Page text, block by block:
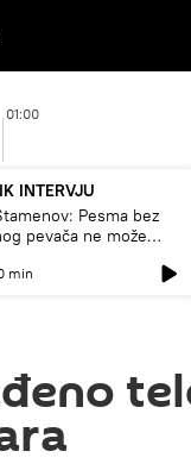
01:00
INTERVJU
Pesma bez
pevača ne može
min